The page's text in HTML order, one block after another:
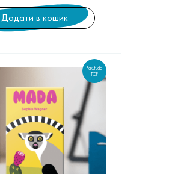
Додати в кошик
Pakufuda
TOP